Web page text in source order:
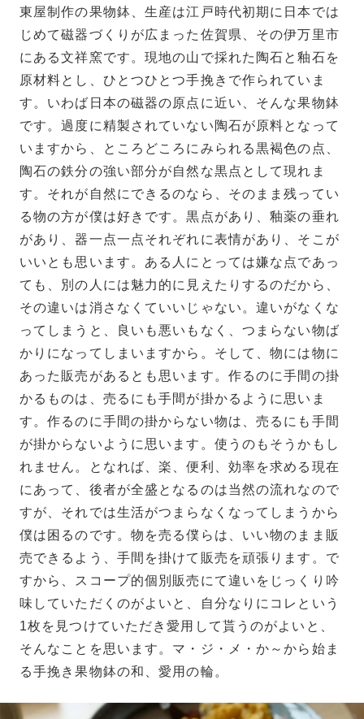
東屋制作の果物鉢、生産は江戸時代初期に日本では
じめて磁器づくりが広まった佐賀県、その伊万里市
にある文祥窯です。現地の山で採れた陶石と釉石を
原材料とし、ひとつひとつ手挽きで作られていま
す。いわば日本の磁器の原点に近い、そんな果物鉢
です。過度に精製されていない陶石が原料となって
いますから、ところどころにみられる黒褐色の点、
陶石の鉄分の強い部分が自然な黒点として現れま
す。それが自然にできるのなら、そのまま残ってい
る物の方が僕は好きです。黒点があり、釉薬の垂れ
があり、器一点一点それぞれに表情があり、そこが
いいとも思います。ある人にとっては嫌な点であっ
ても、別の人には魅力的に見えたりするのだから、
その違いは消さなくていいじゃない。違いがなくな
ってしまうと、良いも悪いもなく、つまらない物ば
かりになってしまいますから。そして、物には物に
あった販売があるとも思います。作るのに手間の掛
かるものは、売るにも手間が掛かるように思いま
す。作るのに手間の掛からない物は、売るにも手間
が掛からないように思います。使うのもそうかもし
れません。となれば、楽、便利、効率を求める現在
にあって、後者が全盛となるのは当然の流れなので
すが、それでは生活がつまらなくなってしまうから
僕は困るのです。物を売る僕らは、いい物のまま販
売できるよう、手間を掛けて販売を頑張ります。で
すから、スコープ的個別販売にて違いをじっくり吟
味していただくのがよいと、自分なりにコレという
1枚を見つけていただき愛用して貰うのがよいと、
そんなことを思います。マ・ジ・メ・か～から始ま
る手挽き果物鉢の和、愛用の輪。